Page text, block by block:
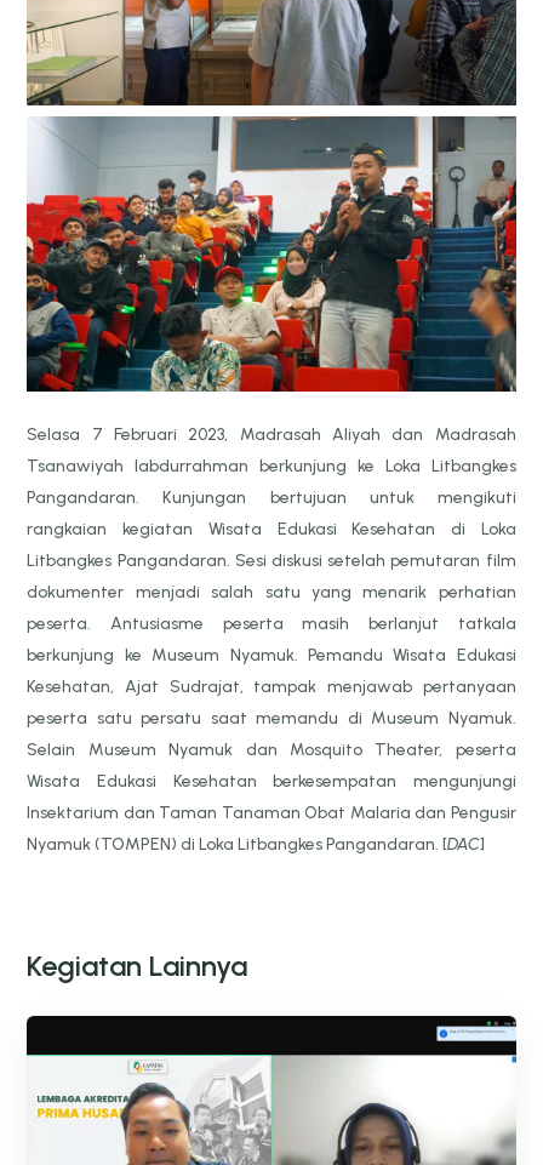
Selasa 7 Februari 2023, Madrasah Aliyah dan Madrasah
Tsanawiyah Iabdurrahman berkunjung ke Loka Litbangkes
Pangandaran. Kunjungan bertujuan untuk mengikuti
rangkaian kegiatan Wisata Edukasi Kesehatan di Loka
Litbangkes Pangandaran. Sesi diskusi setelah pemutaran film
dokumenter menjadi salah satu yang menarik perhatian
peserta. Antusiasme peserta masih berlanjut tatkala
berkunjung ke Museum Nyamuk. Pemandu Wisata Edukasi
Kesehatan, Ajat Sudrajat, tampak menjawab pertanyaan
peserta satu persatu saat memandu di Museum Nyamuk.
Selain Museum Nyamuk dan Mosquito Theater, peserta
Wisata Edukasi Kesehatan berkesempatan mengunjungi
Insektarium dan Taman Tanaman Obat Malaria dan Pengusir
Nyamuk (TOMPEN) di Loka Litbangkes Pangandaran. [DAC]
Kegiatan Lainnya